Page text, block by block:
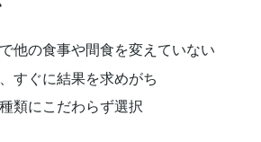
他の食事や間食を変えていない
すぐに結果を求めがち
類にこだわらず選択